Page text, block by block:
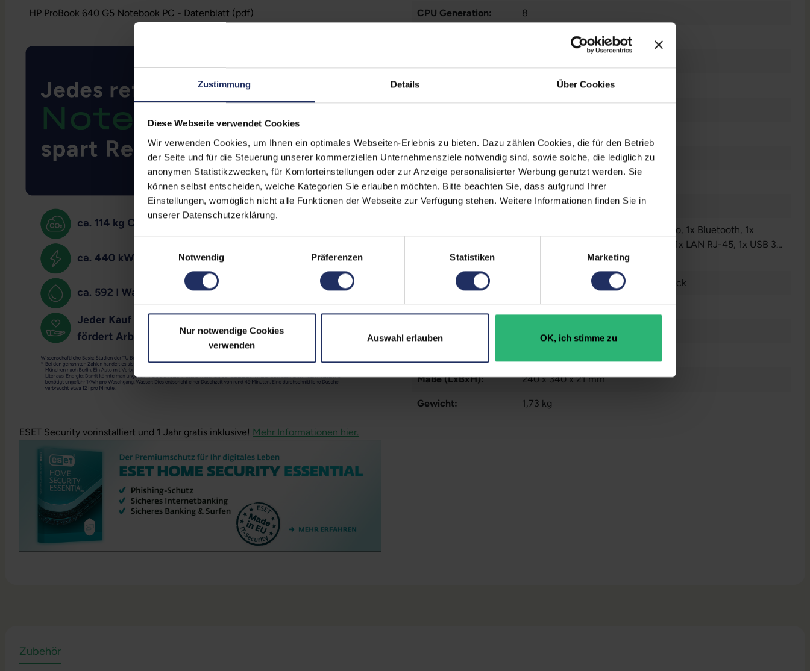
Zustimmung Details Über Cookies
Diese Webseite verwendet Cookies
Wir verwenden Cookies, um Ihnen ein optimales Webseiten-Erlebnis zu bieten. Dazu zählen Cookies, die für den Betrieb
der Seite und für die Steuerung unserer kommerziellen Unternehmensziele notwendig sind, sowie solche, die lediglich zu
anonymen Statistikzwecken, für Komforteinstellungen oder zur Anzeige personalisierter Werbung genutzt werden. Sie
können selbst entscheiden, welche Kategorien Sie erlauben möchten. Bitte beachten Sie, dass aufgrund Ihrer
Einstellungen, womöglich nicht alle Funktionen der Webseite zur Verfügung stehen. Weitere Informationen finden Sie in
unserer Datenschutzerklärung.
Notwendig
Präferenzen Statistiken Marketing
Nur notwendige Cookies
verwenden
Auswahl erlauben OK, ich stimme zu
HP ProBook 640 G5 Notebook PC - Datenblatt (pdf)
ESET Security vorinstalliert und 1 Jahr gratis inklusive! Mehr Informationen hier.
CPU Generation: 8
Arbeitsspeicher: 8 GB DDR4
Fingerprintreader: Nein
Tastaturbeleuchtung: Nein
Betriebssystem: Windows 11 Professional
1x Audio / Mikrofon - 3.5 mm Combo, 1x Bluetooth, 1x
, 1x LAN RJ-45, 1x USB 3
, 1x W-LAN
Tastaturlayout: Deutsch (QWERTZ) ohne Ziffernblock
Onboard-Grafik: Intel® UHD Graphics
Maße (LxBxH): 240 x 340 x 21 mm
Gewicht: 1,73 kg
Zubehör